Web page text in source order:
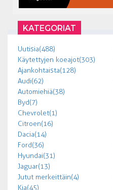
KATEGORIAT
Uutisia (488)
Käytettyjen koeajot (303)
Ajankohtaista (128)
Audi (62)
Automiehiä (38)
Byd (7)
Chevrolet (1)
Citroen (16)
Dacia (14)
Ford (36)
Hyundai (31)
Jaguar (13)
Jutut merkeittäin (4)
Kia (45)